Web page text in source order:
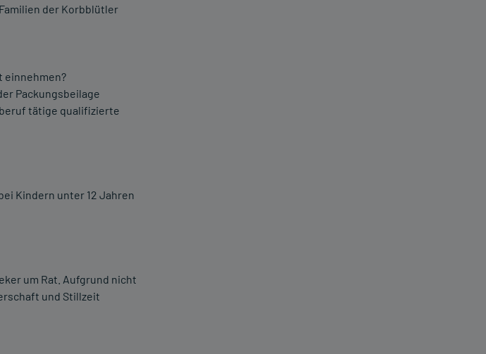
der Korbblütler
einnehmen?
Packungsbeilage
tätige qualifizierte
Kindern unter 12 Jahren
um Rat. Aufgrund nicht
und Stillzeit